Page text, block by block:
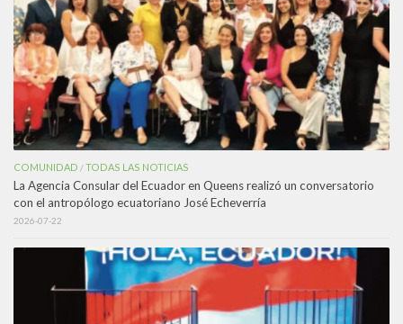
COMUNIDAD /TODAS LAS NOTICIAS
La Agencia Consular del Ecuador en Queens realizó un conversatorio
con el antropólogo ecuatoriano José Echeverría
2026-07-22